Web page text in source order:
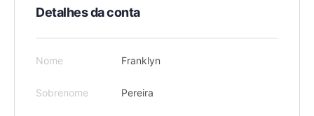
Detalhes da conta
Nome Franklyn
Sobrenome Pereira